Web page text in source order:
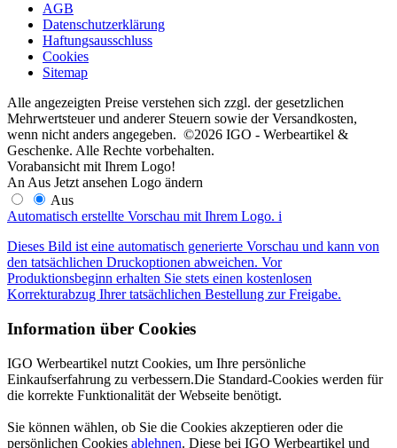
AGB
Datenschutzerklärung
Haftungsausschluss
Cookies
Sitemap
Alle angezeigten Preise verstehen sich zzgl. der gesetzlichen
Mehrwertsteuer und anderer Steuern sowie der Versandkosten,
wenn nicht anders angegeben. ©2026 IGO - Werbeartikel &
Geschenke. Alle Rechte vorbehalten.
Vorabansicht mit Ihrem Logo!
An Aus Jetzt ansehen Logo ändern
Aus
Automatisch erstellte Vorschau mit Ihrem Logo. i
Dieses Bild ist eine automatisch generierte Vorschau und kann von
den tatsächlichen Druckoptionen abweichen. Vor
Produktionsbeginn erhalten Sie stets einen kostenlosen
Korrekturabzug Ihrer tatsächlichen Bestellung zur Freigabe.
Information über Cookies
IGO Werbeartikel nutzt Cookies, um Ihre persönliche
Einkaufserfahrung zu verbessern.Die Standard-Cookies werden für
die korrekte Funktionalität der Webseite benötigt.
Sie können wählen, ob Sie die Cookies akzeptieren oder die
persönlichen Cookies ablehnen. Diese bei IGO Werbeartikel und